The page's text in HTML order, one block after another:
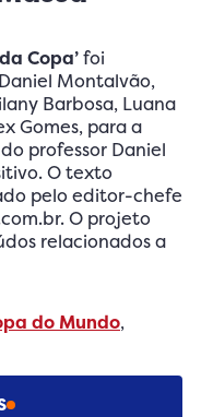
Copa’foi
Montalvão,
Barbosa, Luana
Gomes, para a
professor Daniel
O texto
pelo editor-chefe
O projeto
relacionados a
do Mundo,